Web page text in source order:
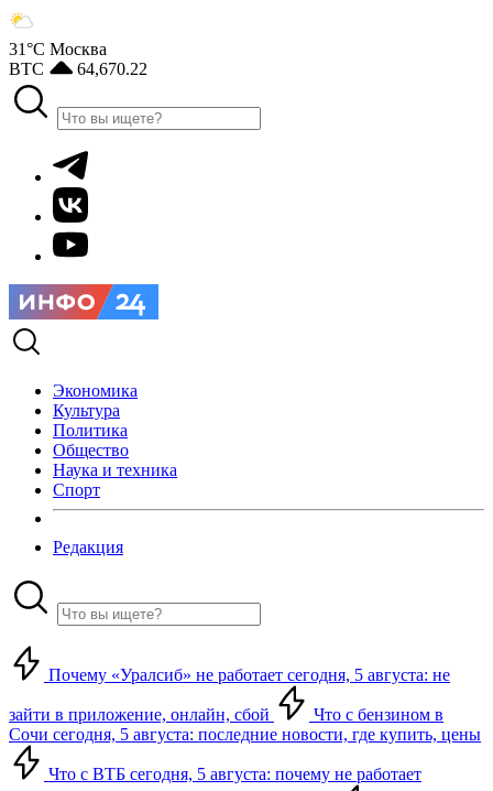
31°С Москва
BTC
64,670.22
Экономика
Культура
Политика
Общество
Наука и техника
Спорт
Редакция
Почему «Уралсиб» не работает сегодня, 5 августа: не
зайти в приложение, онлайн, сбой
Что с бензином в
Сочи сегодня, 5 августа: последние новости, где купить, цены
Что с ВТБ сегодня, 5 августа: почему не работает